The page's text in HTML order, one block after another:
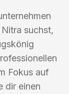
suchst,
Fokus auf
dir einen